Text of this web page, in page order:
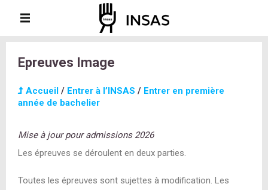
Epreuves Image
Accueil / Entrer à l’INSAS / Entrer en première
année de bachelier
Mise à jour pour admissions 2026
Les épreuves se déroulent en deux parties.
Toutes les épreuves sont sujettes à modification. Les